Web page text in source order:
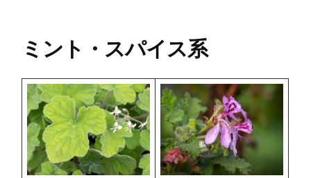
ミント・スパイス系